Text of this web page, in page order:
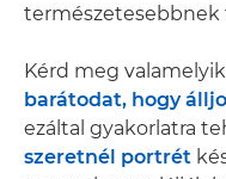
Kérd meg
barátodat, hogy
ezáltal gyakorlatra
szeretnél portrét